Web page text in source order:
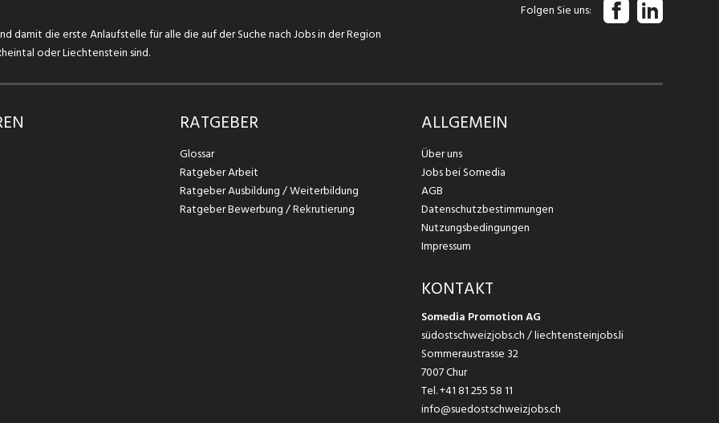
damit die erste Anlaufstelle für alle die auf der Suche nach Jobs in der Region
oder Liechtenstein sind.
Folgen Sie uns
RATGEBER
Glossar
Ratgeber Arbeit
Ratgeber Ausbildung / Weiterbildung
Ratgeber Bewerbung / Rekrutierung
ALLGEMEIN
Über uns
Jobs bei Somedia
AGB
Datenschutzbestimmungen
Nutzungsbedingungen
Impressum
KONTAKT
Somedia Promotion AG
südostschweizjobs.ch / liechtensteinjobs.li
Sommeraustrasse 32
7007 Chur
Tel.+41 81 255 58 11
info@suedostschweizjobs.ch